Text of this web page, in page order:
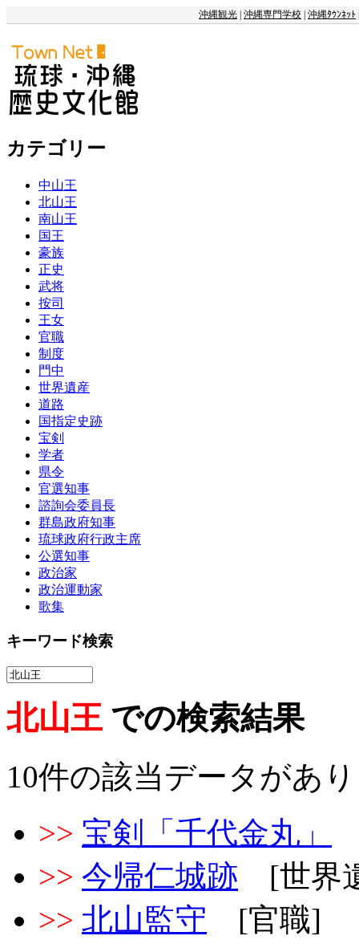
沖縄観光 沖縄専門学校 沖縄ﾀｳﾝﾈｯﾄ
カテゴリー
中山王
北山王
南山王
国王
豪族
正史
武将
按司
王女
官職
制度
門中
世界遺産
道路
国指定史跡
宝剣
学者
県令
官選知事
諮詢会委員長
群島政府知事
琉球政府行政主席
公選知事
政治家
政治運動家
歌集
キーワード検索
北山王 での検索結果
10件の該当データがあ
>> 宝剣「千代金丸」
>> 今帰仁城跡 [世界
>> 北山監守 [官職]